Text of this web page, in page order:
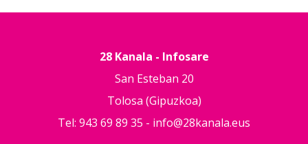
28 Kanala - Infosare
San Esteban 20
Tolosa (Gipuzkoa)
Tel: 943 69 89 35 - info@28kanala.eus